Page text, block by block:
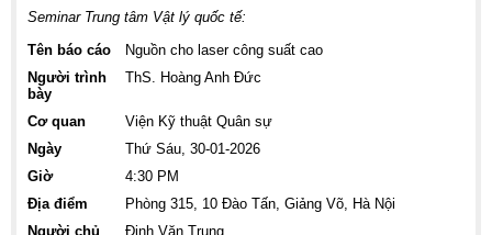
Seminar Trung tâm Vật lý quốc tế:
Tên báo cáo
Nguồn cho laser công suất cao
Người trình
bày
ThS. Hoàng Anh Đức
Cơ quan
Viện Kỹ thuật Quân sự
Ngày
Thứ Sáu, 30-01-2026
Giờ
4:30 PM
Địa điểm
Phòng 315, 10 Đào Tấn, Giảng Võ, Hà Nội
Người chủ
Đinh Văn Trung